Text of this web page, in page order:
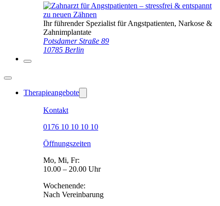
Ihr führender Spezialist für Angstpatienten, Narkose &
Zahnimplantate
Potsdamer Straße 89
10785 Berlin
Therapieangebote
Kontakt
0176 10 10 10 10
Öffnungszeiten
Mo, Mi, Fr:
10.00 – 20.00 Uhr
Wochenende:
Nach Vereinbarung